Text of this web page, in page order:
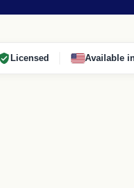
Licensed Available